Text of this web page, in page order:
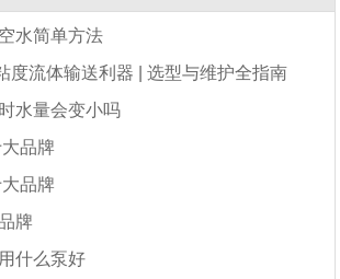
水简单方法
度流体输送利器 | 选型与维护全指南
水量会变小吗
品牌
品牌
牌
什么泵好